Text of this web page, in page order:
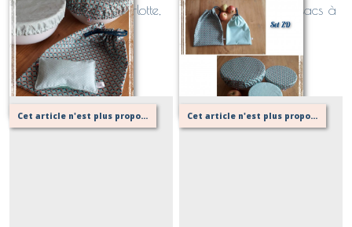
Set ZD (Eponge, charlotte,
sac)
Sur demande
Set ZD (charlottes et sacs à
vrac)
Sur demande
Cet article n'est plus proposé, retournez au menu principal ou contactez moi! Cet article n'est plus proposé, retournez au menu principal ou contactez moi!